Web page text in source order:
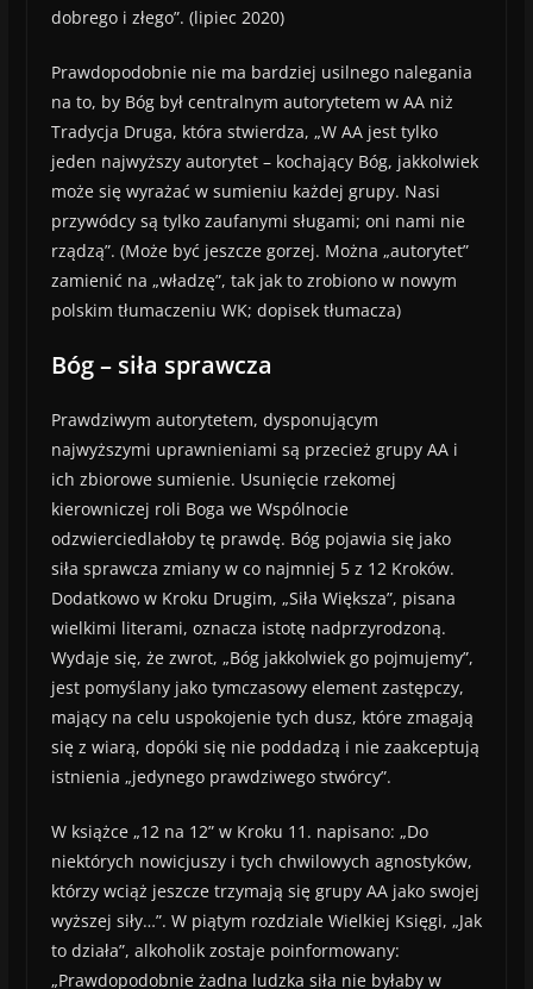
dobrego i złego”. (lipiec 2020)
Prawdopodobnie nie ma bardziej usilnego nalegania
na to, by Bóg był centralnym autorytetem w AA niż
Tradycja Druga, która stwierdza, „W AA jest tylko
jeden najwyższy autorytet – kochający Bóg, jakkolwiek
może się wyrażać w sumieniu każdej grupy. Nasi
przywódcy są tylko zaufanymi sługami; oni nami nie
rządzą”. (Może być jeszcze gorzej. Można „autorytet”
zamienić na „władzę”, tak jak to zrobiono w nowym
polskim tłumaczeniu WK; dopisek tłumacza)
Bóg – siła sprawcza
Prawdziwym autorytetem, dysponującym
najwyższymi uprawnieniami są przecież grupy AA i
ich zbiorowe sumienie. Usunięcie rzekomej
kierowniczej roli Boga we Wspólnocie
odzwierciedlałoby tę prawdę. Bóg pojawia się jako
siła sprawcza zmiany w co najmniej 5 z 12 Kroków.
Dodatkowo w Kroku Drugim, „Siła Większa”, pisana
wielkimi literami, oznacza istotę nadprzyrodzoną.
Wydaje się, że zwrot, „Bóg jakkolwiek go pojmujemy”,
jest pomyślany jako tymczasowy element zastępczy,
mający na celu uspokojenie tych dusz, które zmagają
się z wiarą, dopóki się nie poddadzą i nie zaakceptują
istnienia „jedynego prawdziwego stwórcy”.
W książce „12 na 12” w Kroku 11. napisano: „Do
niektórych nowicjuszy i tych chwilowych agnostyków,
którzy wciąż jeszcze trzymają się grupy AA jako swojej
wyższej siły…”. W piątym rozdziale Wielkiej Księgi, „Jak
to działa”, alkoholik zostaje poinformowany:
„Prawdopodobnie żadna ludzka siła nie byłaby w